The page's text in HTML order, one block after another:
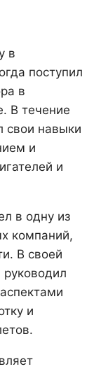
в
поступил
в
В течение
свои навыки
и
и
в одну из
компаний,
В своей
руководил
и